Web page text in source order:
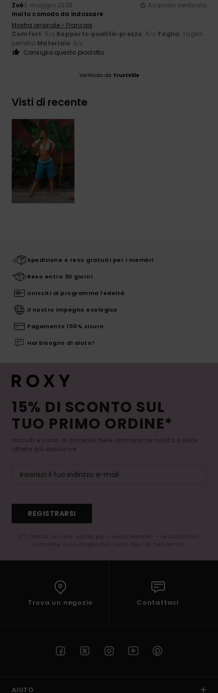
Zoé3. maggio 2026
Acquisto verificato
molto comodo da indossare
Mostra originale - Français
Comfort: 5/5 Rapporto qualità-prezzo: 5/5 Taglia: Taglia
perfetta Materiale: 5/5
Consiglio questo prodotto
Verificato da TrustVille
Visti di recente
Spedizione e reso gratuiti per i membri
Reso entro 30 giorni
Unisciti al programma fedeltà
Il nostro impegno ecologico
Pagamento 100% sicuro
Hai bisogno di aiuto?
15% DI SCONTO SUL
TUO PRIMO ORDINE*
Iscriviti e sarai al corrente delle ultimissime novità e delle
offerte più esclusive.
REGISTRARSI
(*) Offerta on-line valida per i nuovi membri - Le condizioni
complete sono disponibili nella mail di benvenuto
Trova un negozio Contattaci
AIUTO